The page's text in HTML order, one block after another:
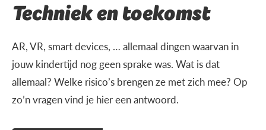
Techniek en toekomst
AR, VR, smart devices, … allemaal dingen waarvan in
jouw kindertijd nog geen sprake was. Wat is dat
allemaal? Welke risico’s brengen ze met zich mee? Op
zo’n vragen vind je hier een antwoord.